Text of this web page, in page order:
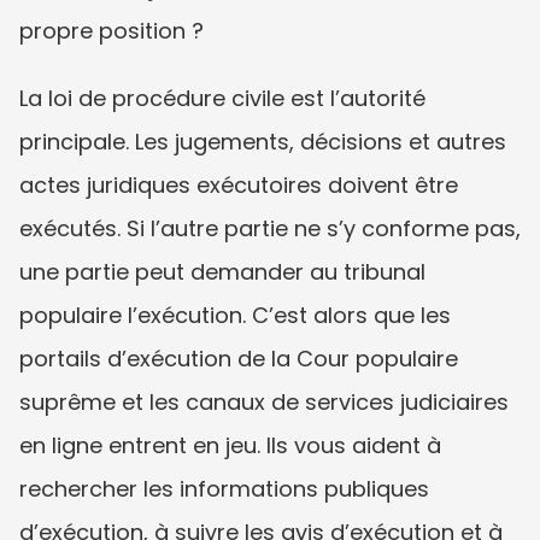
propre position ?
La loi de procédure civile est l’autorité
principale. Les jugements, décisions et autres
actes juridiques exécutoires doivent être
exécutés. Si l’autre partie ne s’y conforme pas,
une partie peut demander au tribunal
populaire l’exécution. C’est alors que les
portails d’exécution de la Cour populaire
suprême et les canaux de services judiciaires
en ligne entrent en jeu. Ils vous aident à
rechercher les informations publiques
d’exécution, à suivre les avis d’exécution et à